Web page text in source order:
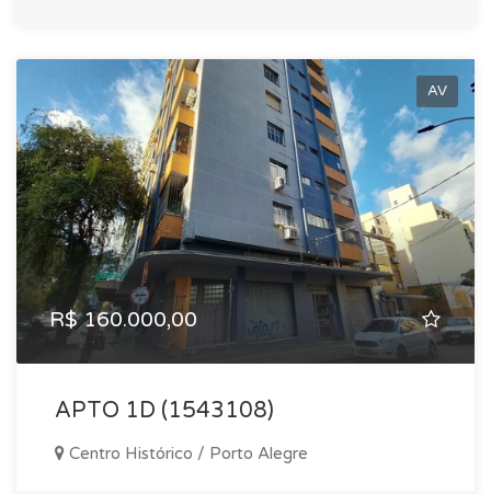
AV
R$ 160.000,00
APTO 1D (1543108)
Centro Histórico / Porto Alegre